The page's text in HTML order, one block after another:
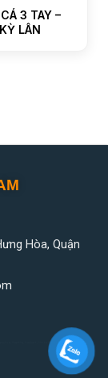
3 TAY –
LÂN
Hòa, Quận
bắn cá, máy xèng, máy bass, linh kiện máy bắn cá,